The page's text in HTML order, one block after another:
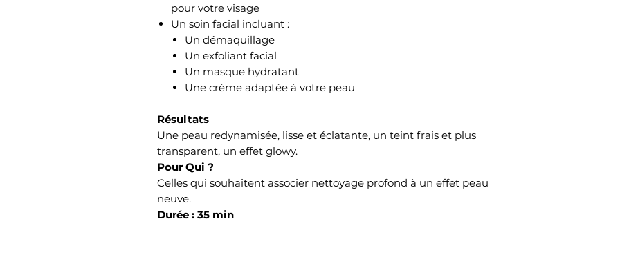
pour votre visage
Un soin facial incluant :
Un démaquillage
Un exfoliant facial
Un masque hydratant
Une crème adaptée à votre peau
Résultats
Une peau redynamisée, lisse et éclatante, un teint frais et plus
transparent, un effet glowy.
Pour Qui ?
Celles qui souhaitent associer nettoyage profond à un effet peau
neuve.
Durée : 35 min